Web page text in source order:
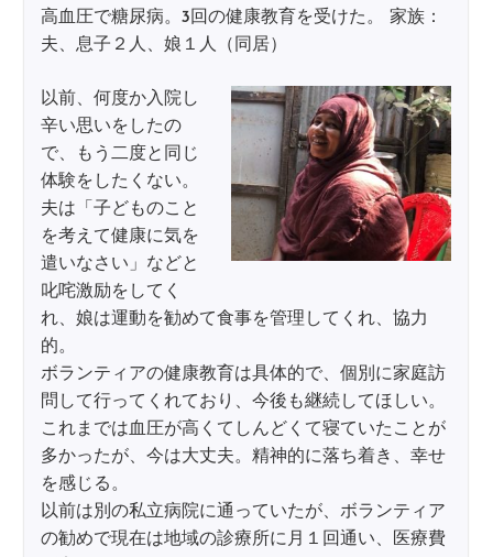
高血圧で糖尿病。3回の健康教育を受けた。 家族：
夫、息子２人、娘１人（同居）
以前、何度か入院し
辛い思いをしたの
で、もう二度と同じ
体験をしたくない。
夫は「子どものこと
を考えて健康に気を
遣いなさい」などと
叱咤激励をしてく
れ、娘は運動を勧めて食事を管理してくれ、協力
的。
ボランティアの健康教育は具体的で、個別に家庭訪
問して行ってくれており、今後も継続してほしい。
これまでは血圧が高くてしんどくて寝ていたことが
多かったが、今は大丈夫。精神的に落ち着き、幸せ
を感じる。
以前は別の私立病院に通っていたが、ボランティア
の勧めで現在は地域の診療所に月１回通い、医療費